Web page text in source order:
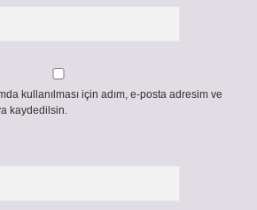
kullanılması için adım, e-posta adresim ve
kaydedilsin.